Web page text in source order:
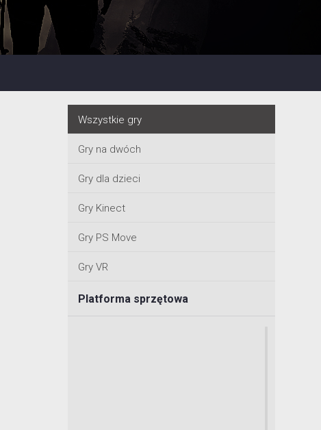
Wszystkie gry
Gry na dwóch
Gry dla dzieci
Gry Kinect
Gry PS Move
Gry VR
Platforma sprzętowa